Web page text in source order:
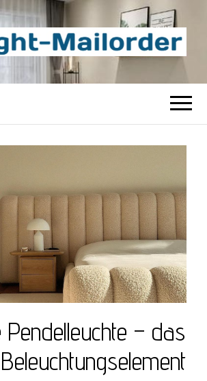
Sharing-Site
– das